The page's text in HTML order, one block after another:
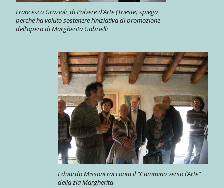
Francesco Grazioli, di Polvere d’Arte (Trieste) spiega
perché ha voluto sostenere l’iniziativa di promozione
dell’opera di Margherita Gabrielli
Eduardo Missoni racconta il “Cammino verso l’Arte”
della zia Margherita